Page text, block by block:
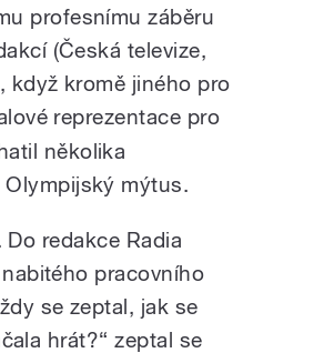
profesnímu záběru
(Česká televize,
když kromě jiného pro
reprezentace pro
několika
Olympijský mýtus.
redakce Radia
pracovního
se zeptal, jak se
hrát?“ zeptal se